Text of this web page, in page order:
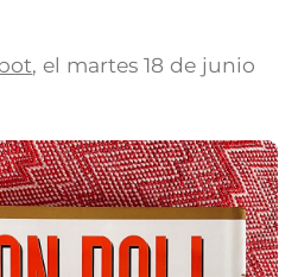
, el martes 18 de junio